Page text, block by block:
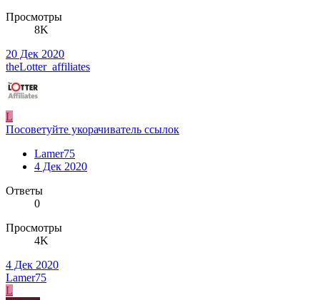
Просмотры
8K
20 Дек 2020
theLotter_affiliates
L
Посоветуйте укорачиватель ссылок
Lamer75
4 Дек 2020
Ответы
0
Просмотры
4K
4 Дек 2020
Lamer75
L